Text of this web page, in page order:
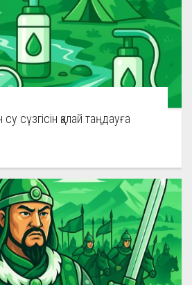
сүзгісін қалай таңдауға